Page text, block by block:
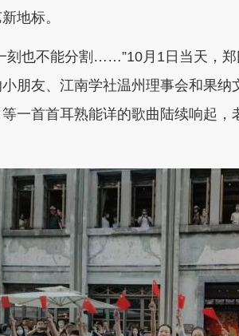
地标。
刻也不能分割……”10月1日当天，
朋友、江南学社温州理事会和果纳
一首首耳熟能详的歌曲陆续响起